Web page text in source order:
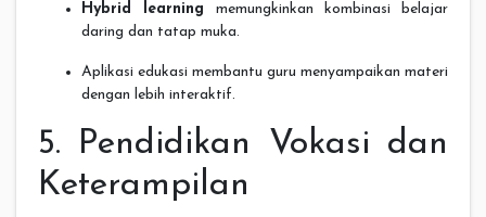
Hybrid learning memungkinkan kombinasi belajar
daring dan tatap muka.
Aplikasi edukasi membantu guru menyampaikan materi
dengan lebih interaktif.
5. Pendidikan Vokasi dan
Keterampilan